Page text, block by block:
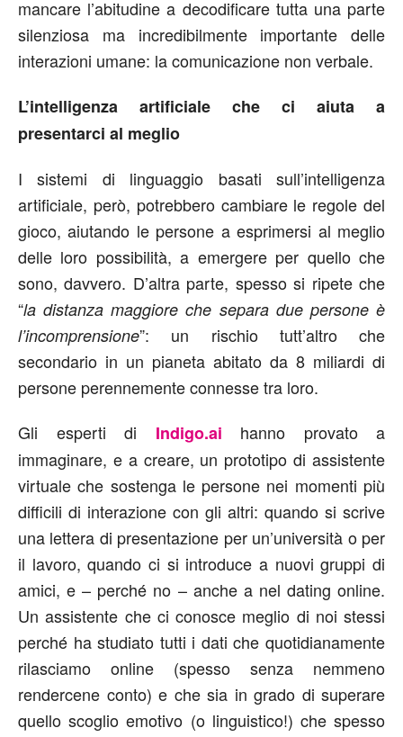
mancare l’abitudine a decodificare tutta una parte
silenziosa ma incredibilmente importante delle
interazioni umane: la comunicazione non verbale.
L’intelligenza artificiale che ci aiuta a
presentarci al meglio
I sistemi di linguaggio basati sull’intelligenza
artificiale, però, potrebbero cambiare le regole del
gioco, aiutando le persone a esprimersi al meglio
delle loro possibilità, a emergere per quello che
sono, davvero. D’altra parte, spesso si ripete che
“la distanza maggiore che separa due persone è
l’incomprensione”: un rischio tutt’altro che
secondario in un pianeta abitato da 8 miliardi di
persone perennemente connesse tra loro.
Gli esperti di Indigo.ai
hanno provato a
immaginare, e a creare, un prototipo di assistente
virtuale che sostenga le persone nei momenti più
difficili di interazione con gli altri: quando si scrive
una lettera di presentazione per un’università o per
il lavoro, quando ci si introduce a nuovi gruppi di
amici, e – perché no – anche a nel dating online.
Un assistente che ci conosce meglio di noi stessi
perché ha studiato tutti i dati che quotidianamente
rilasciamo online (spesso senza nemmeno
rendercene conto) e che sia in grado di superare
quello scoglio emotivo (o linguistico!) che spesso